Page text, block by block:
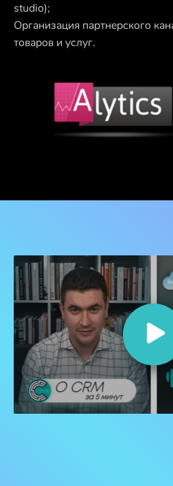
studio);
Организация партнерского
товаров и услуг.